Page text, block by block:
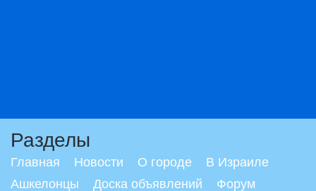
Разделы
Главная Новости О городе
В Израиле
Ашкелонцы
Доска объявлений Форум